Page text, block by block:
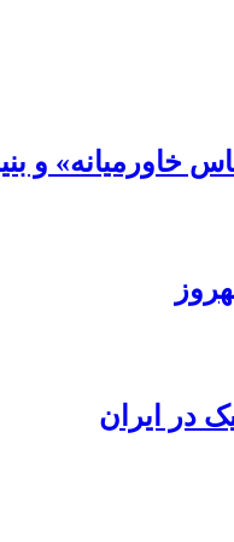
خاورمیانه» و
در ایران